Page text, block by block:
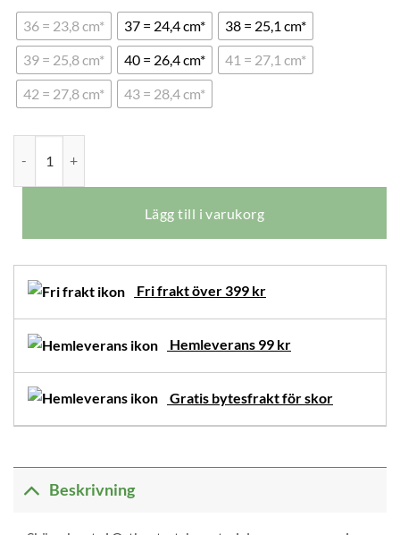
36 = 23,8 cm* 37 = 24,4 cm*
38 = 25,1 cm*
39 = 25,8 cm*
40 = 26,4 cm*
41 = 27,1 cm*
42 = 27,8 cm*
43 = 28,4 cm*
Lägg till i varukorg
Fri frakt över 399 kr
Hemleverans 99 kr
Gratis bytesfrakt för skor
Beskrivning